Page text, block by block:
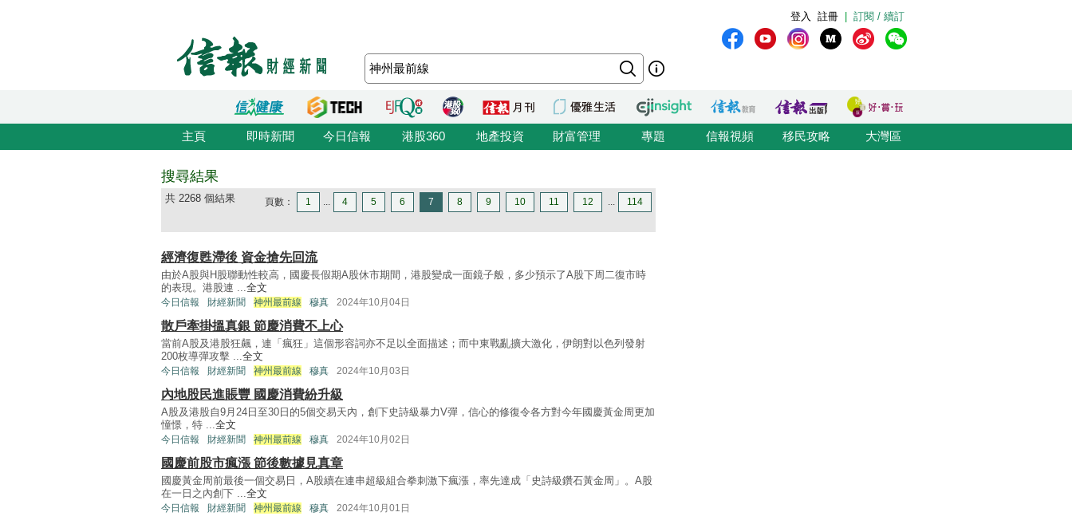
訂閱 / 續訂
註冊
登入
主頁 即時新聞 今日信報 港股360 地產投資 財富管理 專題 信報視頻 移民攻略 大灣區
搜尋結果
共 2268 個結果 頁數： 1 ... 4 5 6 7 8 9 10 11 12 ... 114
經濟復甦滯後 資金搶先回流
由於A股與H股聯動性較高，國慶長假期A股休市期間，港股變成一面鏡子般，多少預示了A股下周二復市時
的表現。港股連 ...全文
今日信報 財經新聞 神州最前線 穆真 2024年10月04日
散戶牽掛搵真銀 節慶消費不上心
當前A股及港股狂飆，連「瘋狂」這個形容詞亦不足以全面描述；而中東戰亂擴大激化，伊朗對以色列發射
200枚導彈攻擊 ...全文
今日信報 財經新聞 神州最前線 穆真 2024年10月03日
內地股民進賬豐 國慶消費紛升級
A股及港股自9月24日至30日的5個交易天內，創下史詩級暴力V彈，信心的修復令各方對今年國慶黃金周更加
憧憬，特 ...全文
今日信報 財經新聞 神州最前線 穆真 2024年10月02日
國慶前股市瘋漲 節後數據見真章
國慶黃金周前最後一個交易日，A股續在連串超級組合拳刺激下瘋漲，率先達成「史詩級鑽石黃金周」。A股
在一日之內創下 ...全文
今日信報 財經新聞 神州最前線 穆真 2024年10月01日